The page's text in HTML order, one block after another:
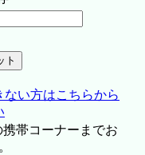
い方はこちらから
帯コーナーまでお